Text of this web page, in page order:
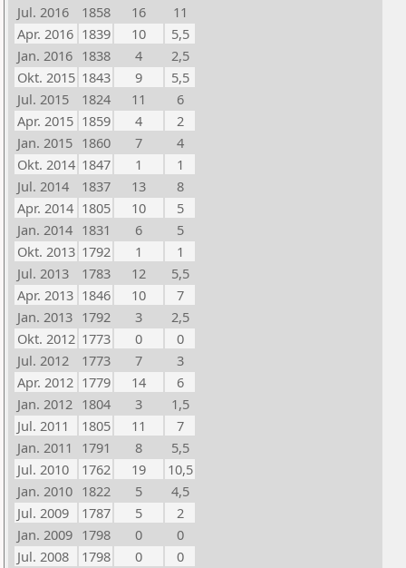
Jul. 2016
1858 16
11
Apr. 2016 1839 10
5,5
Jan. 2016 1838 4
2,5
Okt. 2015 1843 9
5,5
Jul. 2015
1824 11
6
Apr. 2015 1859 4
2
Jan. 2015 1860 7
4
Okt. 2014 1847 1
1
Jul. 2014
1837 13
8
Apr. 2014 1805 10
5
Jan. 2014 1831 6
5
Okt. 2013 1792 1
1
Jul. 2013
1783 12
5,5
Apr. 2013 1846 10
7
Jan. 2013 1792 3
2,5
Okt. 2012 1773 0
0
Jul. 2012
1773 7
3
Apr. 2012 1779 14
6
Jan. 2012 1804 3
1,5
Jul. 2011
1805 11
7
Jan. 2011
1791 8
5,5
Jul. 2010
1762 19
10,5
Jan. 2010 1822 5
4,5
Jul. 2009
1787 5
2
Jan. 2009 1798 0
0
Jul. 2008
1798 0
0